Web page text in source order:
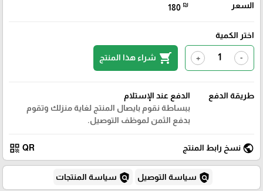
السعر 180 ₪
اختر الكمية
-
+
shopping_cart شراء هذا المنتج
طريقة الدفع
الدفع عند الإستلام
ببساطة نقوم بايصال المنتج لغاية منزلك وتقوم
بدفع الثمن لموظف التوصيل.
public نسخ رابط المنتج QR
qr_code
policy سياسة التوصيل policy سياسة المنتجات